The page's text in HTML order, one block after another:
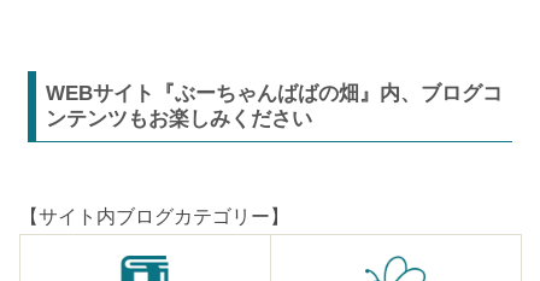
WEBサイト『ぶーちゃんばばの畑』内、ブログコ
ンテンツもお楽しみください
【サイト内ブログカテゴリー】